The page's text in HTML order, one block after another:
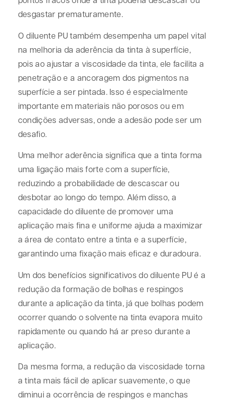
desgastar prematuramente.
O diluente PU também desempenha um papel vital
na melhoria da aderência da tinta à superfície,
pois ao ajustar a viscosidade da tinta, ele facilita a
penetração e a ancoragem dos pigmentos na
superfície a ser pintada. Isso é especialmente
importante em materiais não porosos ou em
condições adversas, onde a adesão pode ser um
desafio.
Uma melhor aderência significa que a tinta forma
uma ligação mais forte com a superfície,
reduzindo a probabilidade de descascar ou
desbotar ao longo do tempo. Além disso, a
capacidade do diluente de promover uma
aplicação mais fina e uniforme ajuda a maximizar
a área de contato entre a tinta e a superfície,
garantindo uma fixação mais eficaz e duradoura.
Um dos benefícios significativos do diluente PU é a
redução da formação de bolhas e respingos
durante a aplicação da tinta, já que bolhas podem
ocorrer quando o solvente na tinta evapora muito
rapidamente ou quando há ar preso durante a
aplicação.
Da mesma forma, a redução da viscosidade torna
a tinta mais fácil de aplicar suavemente, o que
diminui a ocorrência de respingos e manchas